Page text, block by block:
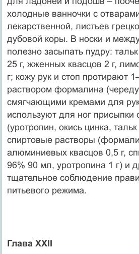
холодные ванночки с
лекарственной, листьев
дубовой коры. В носки и
полезно засыпать пудру:
25 г, жженных квасцов 2 г,
г; кожу рук и стоп протирают
раствором формалина
смягчающими кремами для
используют для ног присыпки
(уротропин, окись цинка,
спиртовые растворы
алюминиевых квасцов 0,5 г,
96% 90 мл, уротропина 1 г) и
тщательное соблюдение
питьевого режима.
Глава XXII